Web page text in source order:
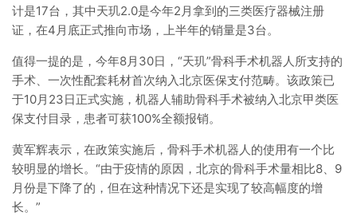
计是17台，其中天玑2.0是今年2月拿到的三类医疗器械注册
证，在4月底正式推向市场，上半年的销量是3台。
值得一提的是，今年8月30日，“天玑”骨科手术机器人所支持的
手术、一次性配套耗材首次纳入北京医保支付范畴。该政策已
于10月23日正式实施，机器人辅助骨科手术被纳入北京甲类医
保支付目录，患者可获100%全额报销。
黄军辉表示，在政策实施后，骨科手术机器人的使用有一个比
较明显的增长。“由于疫情的原因，北京的骨科手术量相比8、9
月份是下降了的，但在这种情况下还是实现了较高幅度的增
长。”